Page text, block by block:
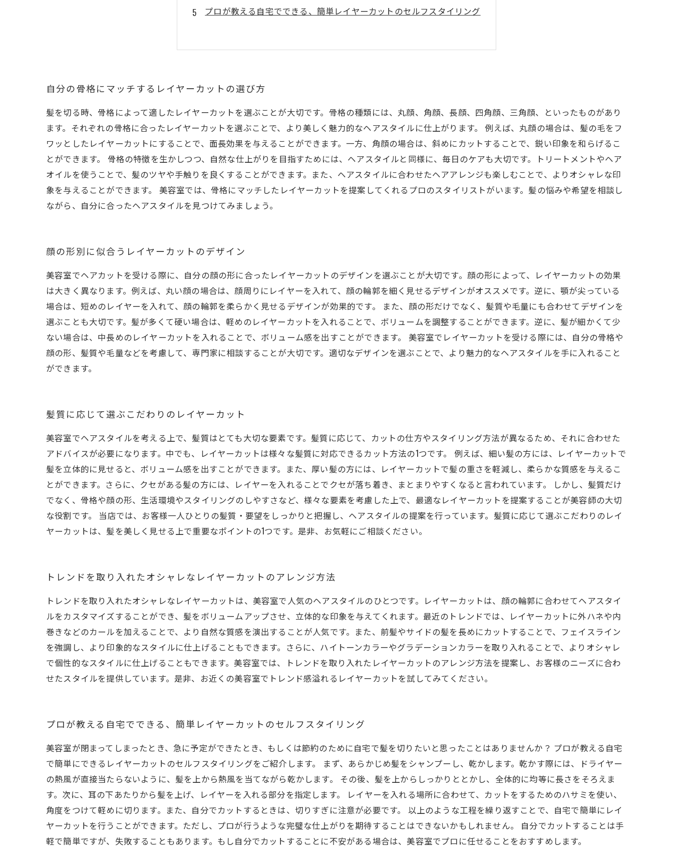
プロが教える自宅でできる、簡単レイヤーカットのセルフスタイリング
自分の骨格にマッチするレイヤーカットの選び方
髪を切る時、骨格によって適したレイヤーカットを選ぶことが大切です。骨格の種類には、丸顔、角顔、長顔、四角顔、三角顔、といったものがあり
ます。それぞれの骨格に合ったレイヤーカットを選ぶことで、より美しく魅力的なヘアスタイルに仕上がります。 例えば、丸顔の場合は、髪の毛をフ
ワッとしたレイヤーカットにすることで、面長効果を与えることができます。一方、角顔の場合は、斜めにカットすることで、鋭い印象を和らげるこ
とができます。 骨格の特徴を生かしつつ、自然な仕上がりを目指すためには、ヘアスタイルと同様に、毎日のケアも大切です。トリートメントやヘア
オイルを使うことで、髪のツヤや手触りを良くすることができます。また、ヘアスタイルに合わせたヘアアレンジも楽しむことで、よりオシャレな印
象を与えることができます。 美容室では、骨格にマッチしたレイヤーカットを提案してくれるプロのスタイリストがいます。髪の悩みや希望を相談し
ながら、自分に合ったヘアスタイルを見つけてみましょう。
顔の形別に似合うレイヤーカットのデザイン
美容室でヘアカットを受ける際に、自分の顔の形に合ったレイヤーカットのデザインを選ぶことが大切です。顔の形によって、レイヤーカットの効果
は大きく異なります。例えば、丸い顔の場合は、顔周りにレイヤーを入れて、顔の輪郭を細く見せるデザインがオススメです。逆に、顎が尖っている
場合は、短めのレイヤーを入れて、顔の輪郭を柔らかく見せるデザインが効果的です。 また、顔の形だけでなく、髪質や毛量にも合わせてデザインを
選ぶことも大切です。髪が多くて硬い場合は、軽めのレイヤーカットを入れることで、ボリュームを調整することができます。逆に、髪が細かくて少
ない場合は、中長めのレイヤーカットを入れることで、ボリューム感を出すことができます。 美容室でレイヤーカットを受ける際には、自分の骨格や
顔の形、髪質や毛量などを考慮して、専門家に相談することが大切です。適切なデザインを選ぶことで、より魅力的なヘアスタイルを手に入れること
ができます。
髪質に応じて選ぶこだわりのレイヤーカット
美容室でヘアスタイルを考える上で、髪質はとても大切な要素です。髪質に応じて、カットの仕方やスタイリング方法が異なるため、それに合わせた
アドバイスが必要になります。中でも、レイヤーカットは様々な髪質に対応できるカット方法の1つです。 例えば、細い髪の方には、レイヤーカットで
髪を立体的に見せると、ボリューム感を出すことができます。また、厚い髪の方には、レイヤーカットで髪の重さを軽減し、柔らかな質感を与えるこ
とができます。さらに、クセがある髪の方には、レイヤーを入れることでクセが落ち着き、まとまりやすくなると言われています。 しかし、髪質だけ
でなく、骨格や顔の形、生活環境やスタイリングのしやすさなど、様々な要素を考慮した上で、最適なレイヤーカットを提案することが美容師の大切
な役割です。 当店では、お客様一人ひとりの髪質・要望をしっかりと把握し、ヘアスタイルの提案を行っています。髪質に応じて選ぶこだわりのレイ
ヤーカットは、髪を美しく見せる上で重要なポイントの1つです。是非、お気軽にご相談ください。
トレンドを取り入れたオシャレなレイヤーカットのアレンジ方法
トレンドを取り入れたオシャレなレイヤーカットは、美容室で人気のヘアスタイルのひとつです。レイヤーカットは、顔の輪郭に合わせてヘアスタイ
ルをカスタマイズすることができ、髪をボリュームアップさせ、立体的な印象を与えてくれます。最近のトレンドでは、レイヤーカットに外ハネや内
巻きなどのカールを加えることで、より自然な質感を演出することが人気です。また、前髪やサイドの髪を長めにカットすることで、フェイスライン
を強調し、より印象的なスタイルに仕上げることもできます。さらに、ハイトーンカラーやグラデーションカラーを取り入れることで、よりオシャレ
で個性的なスタイルに仕上げることもできます。美容室では、トレンドを取り入れたレイヤーカットのアレンジ方法を提案し、お客様のニーズに合わ
せたスタイルを提供しています。是非、お近くの美容室でトレンド感溢れるレイヤーカットを試してみてください。
プロが教える自宅でできる、簡単レイヤーカットのセルフスタイリング
美容室が閉まってしまったとき、急に予定ができたとき、もしくは節約のために自宅で髪を切りたいと思ったことはありませんか？ プロが教える自宅
で簡単にできるレイヤーカットのセルフスタイリングをご紹介します。 まず、あらかじめ髪をシャンプーし、乾かします。乾かす際には、ドライヤー
の熱風が直接当たらないように、髪を上から熱風を当てながら乾かします。 その後、髪を上からしっかりととかし、全体的に均等に長さをそろえま
す。次に、耳の下あたりから髪を上げ、レイヤーを入れる部分を指定します。 レイヤーを入れる場所に合わせて、カットをするためのハサミを使い、
角度をつけて軽めに切ります。また、自分でカットするときは、切りすぎに注意が必要です。 以上のような工程を繰り返すことで、自宅で簡単にレイ
ヤーカットを行うことができます。ただし、プロが行うような完璧な仕上がりを期待することはできないかもしれません。 自分でカットすることは手
軽で簡単ですが、失敗することもあります。もし自分でカットすることに不安がある場合は、美容室でプロに任せることをおすすめします。